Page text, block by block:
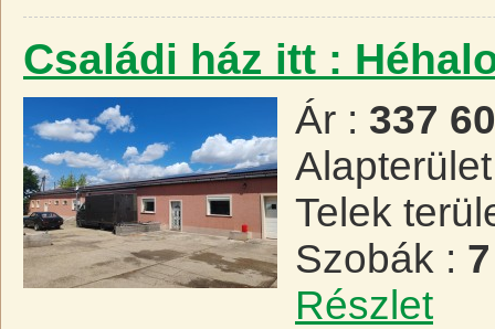
Családi ház itt :
Ár : 337
Telek
Szobák : 7
Részlet